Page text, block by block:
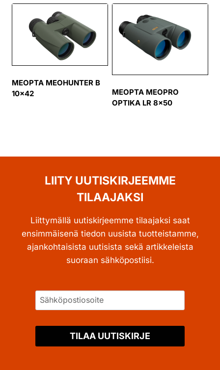
MEOPTA MEOHUNTER B
10×42
MEOPTA MEOPRO
OPTIKA LR 8×50
LIITY UUTISKIRJEEMME
TILAAJAKSI
Liittymällä uutiskirjeemme tilaajaksi saat
ensimmäisenä tiedon uusista tuotteistamme,
ajankohtaisista uutisista sekä artikkeleista
suoraan sähköpostiisi.
TILAA UUTISKIRJE